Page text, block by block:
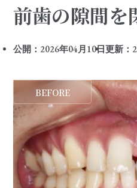
前歯の隙間を
公開：2026年04月10日更新：
BEFORE